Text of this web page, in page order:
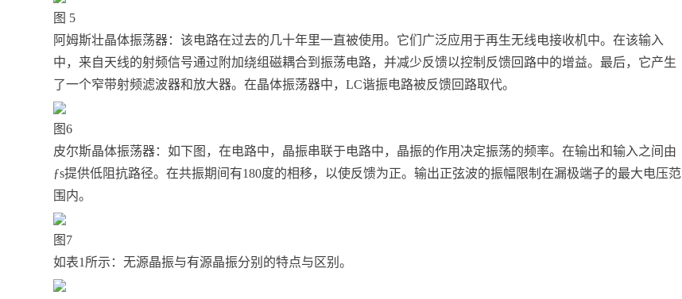
图 5
阿姆斯壮晶体振荡器：该电路在过去的几十年里一直被使用。它们广泛应用于再生无线电接收机中。在该输入
中，来自天线的射频信号通过附加绕组磁耦合到振荡电路，并减少反馈以控制反馈回路中的增益。最后，它产生
了一个窄带射频滤波器和放大器。在晶体振荡器中，LC谐振电路被反馈回路取代。
图6
皮尔斯晶体振荡器：如下图，在电路中，晶振串联于电路中，晶振的作用决定振荡的频率。在输出和输入之间由
ƒs提供低阻抗路径。在共振期间有180度的相移，以使反馈为正。输出正弦波的振幅限制在漏极端子的最大电压范
围内。
图7
如表1所示：无源晶振与有源晶振分别的特点与区别。